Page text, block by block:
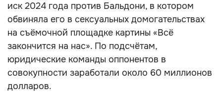
иск 2024 года против Бальдони, в котором
обвиняла его в сексуальных домогательствах
на съёмочной площадке картины «Всё
закончится на нас». По подсчётам,
юридические команды оппонентов в
совокупности заработали около 60 миллионов
долларов.